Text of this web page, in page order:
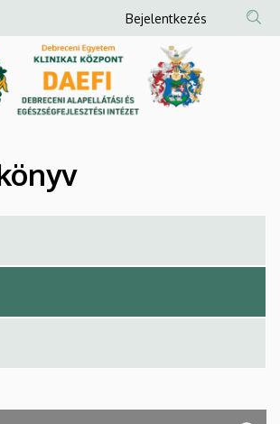
Anonim
Felhasználói
fiók
menüje
Bejelentkezés